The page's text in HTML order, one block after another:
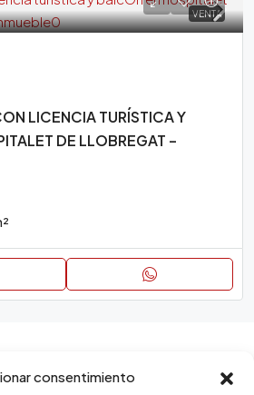
consentimiento
VENTA
LICENCIA TURÍSTICA Y
DE LLOBREGAT –